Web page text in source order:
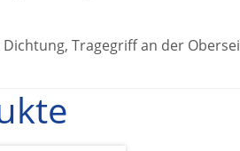
Tragegriff an der